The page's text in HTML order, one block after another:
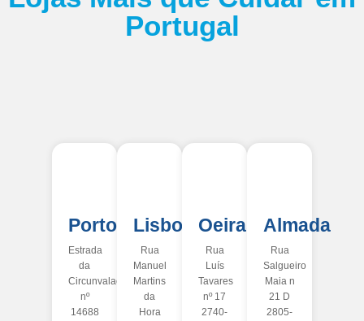
Portugal
Porto
Estrada
da
Circunvalação
nº
14688
Lisboa
Rua
Manuel
Martins
da
Hora
Oeiras
Rua
Luís
Tavares
nº 17
2740-
Almada
Rua
Salgueiro
Maia n
21 D
2805-